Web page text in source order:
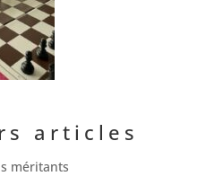
articles
méritants